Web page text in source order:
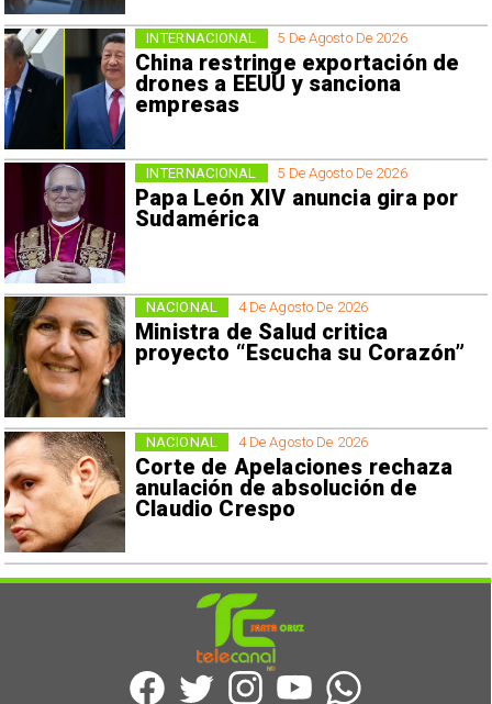
5 De Agosto De 2026
China restringe exportación de
drones a EEUU y sanciona
empresas
INTERNACIONAL
5 De Agosto De 2026
Papa León XIV anuncia gira por
Sudamérica
INTERNACIONAL
4 De Agosto De 2026
Ministra de Salud critica
proyecto “Escucha su Corazón”
NACIONAL
4 De Agosto De 2026
Corte de Apelaciones rechaza
anulación de absolución de
Claudio Crespo
NACIONAL